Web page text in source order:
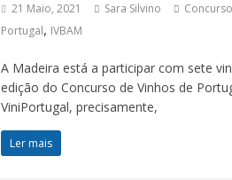
21 Maio, 2021 Sara Silvino
Portugal, IVBAM
A Madeira está a participar com sete
edição do Concurso de Vinhos de
ViniPortugal, precisamente,
Ler mais